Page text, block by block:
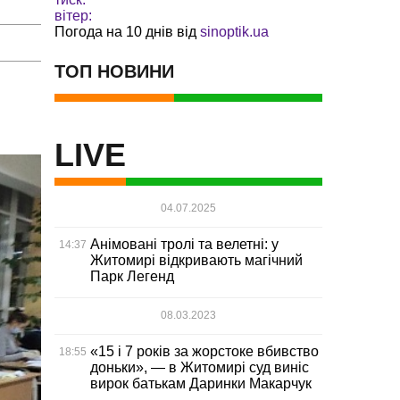
вітер:
Погода на 10 днів від sinoptik.ua
ТОП НОВИНИ
LIVE
04.07.2025
14:37 Анімовані тролі та велетні: у
Житомирі відкривають магічний
Парк Легенд
08.03.2023
18:55 «15 і 7 років за жорстоке вбивство
доньки», — в Житомирі суд виніс
вирок батькам Даринки Макарчук